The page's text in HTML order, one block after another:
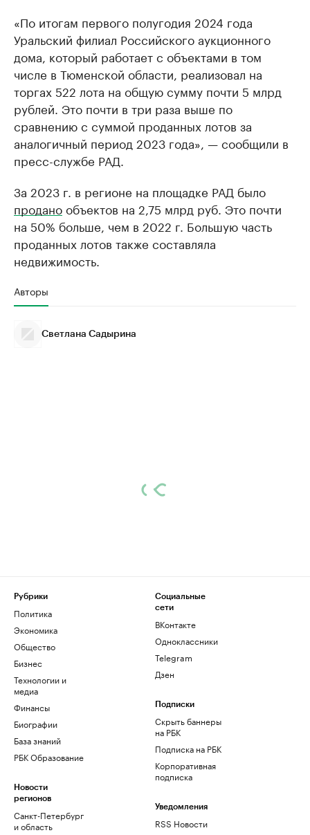
«По итогам первого полугодия 2024 года
Уральский филиал Российского аукционного
дома, который работает с объектами в том
числе в Тюменской области, реализовал на
торгах 522 лота на общую сумму почти 5 млрд
рублей. Это почти в три раза выше по
сравнению с суммой проданных лотов за
аналогичный период 2023 года», — сообщили в
пресс-службе РАД.
За 2023 г. в регионе на площадке РАД было
проданообъектов на 2,75 млрд руб. Это почти
на 50% больше, чем в 2022 г. Большую часть
проданных лотов также составляла
недвижимость.
Авторы
Светлана Садырина
Рубрики
Политика
Экономика
Общество
Бизнес
Технологии и
медиа
Финансы
Биографии
База знаний
РБК Образование
Новости
регионов
Санкт-Петербург
и область
Социальные
сети
ВКонтакте
Одноклассники
Telegram
Дзен
Подписки
Скрыть баннеры
на РБК
Подписка на РБК
Корпоративная
подписка
Уведомления
RSS Новости